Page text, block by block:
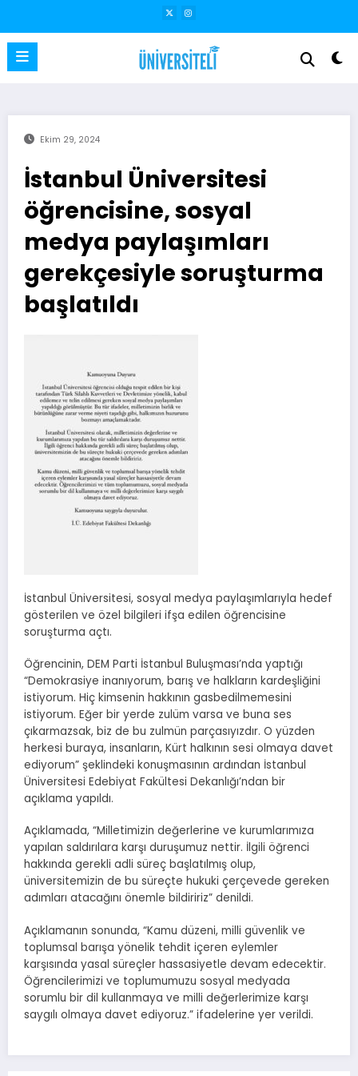
Ekim 29, 2024
İstanbul Üniversitesi
öğrencisine, sosyal
medya paylaşımları
gerekçesiyle soruşturma
başlatıldı
İstanbul Üniversitesi, sosyal medya paylaşımlarıyla hedef
gösterilen ve özel bilgileri ifşa edilen öğrencisine
soruşturma açtı.
Öğrencinin, DEM Parti İstanbul Buluşması’nda yaptığı
“Demokrasiye inanıyorum, barış ve halkların kardeşliğini
istiyorum. Hiç kimsenin hakkının gasbedilmemesini
istiyorum. Eğer bir yerde zulüm varsa ve buna ses
çıkarmazsak, biz de bu zulmün parçasıyızdır. O yüzden
herkesi buraya, insanların, Kürt halkının sesi olmaya davet
ediyorum” şeklindeki konuşmasının ardından İstanbul
Üniversitesi Edebiyat Fakültesi Dekanlığı’ndan bir
açıklama yapıldı.
Açıklamada, “Milletimizin değerlerine ve kurumlarımıza
yapılan saldırılara karşı duruşumuz nettir. İlgili öğrenci
hakkında gerekli adli süreç başlatılmış olup,
üniversitemizin de bu süreçte hukuki çerçevede gereken
adımları atacağını önemle bildiririz” denildi.
Açıklamanın sonunda, “Kamu düzeni, milli güvenlik ve
toplumsal barışa yönelik tehdit içeren eylemler
karşısında yasal süreçler hassasiyetle devam edecektir.
Öğrencilerimizi ve toplumumuzu sosyal medyada
sorumlu bir dil kullanmaya ve milli değerlerimize karşı
saygılı olmaya davet ediyoruz.” ifadelerine yer verildi.